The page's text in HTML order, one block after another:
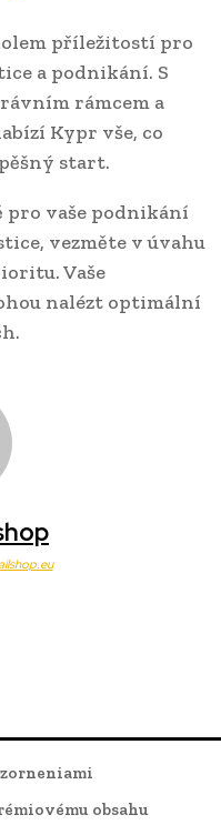
příležitostí pro
a podnikání. S
rámcem a
Kypr vše, co
start.
pro vaše podnikání
vezměte v úvahu
Vaše
nalézt optimální
obsahu